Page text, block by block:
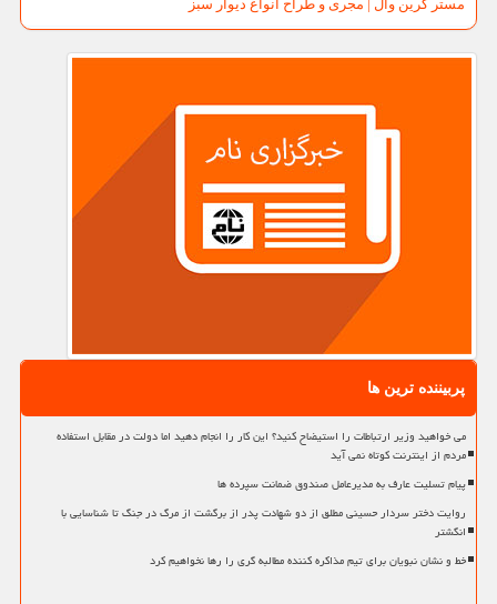
مستر گرین وال | مجری و طراح انواع دیوار سبز
پربیننده ترین ها
می خواهید وزیر ارتباطات را استیضاح کنید؟ این کار را انجام دهید اما دولت در مقابل استفاده
مردم از اینترنت کوتاه نمی آید
پیام تسلیت عارف به مدیرعامل صندوق ضمانت سپرده ها
روایت دختر سردار حسینی مطلق از دو شهادت پدر از برگشت از مرگ در جنگ تا شناسایی با
انگشتر
خط و نشان نبویان برای تیم مذاکره کننده مطالبه گری را رها نخواهیم کرد